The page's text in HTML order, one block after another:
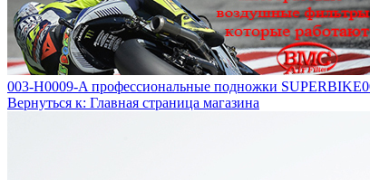
003-H0009-A профессиональные подножки SUPERBIKE
Вернуться к: Главная страница магазина